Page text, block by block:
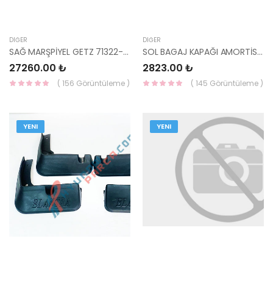
DIĞER
SAĞ MARŞPİYEL GETZ 71322-1C0B0-HMC
27260.00 ₺
( 156 Görüntüleme )
DIĞER
SOL BAGAJ KAPAĞI AMORTİSÖRÜ SORENTO 81771-3E021-HMC
2823.00 ₺
( 145 Görüntüleme )
YENI YENI